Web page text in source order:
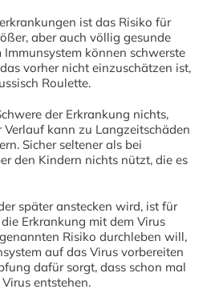
ist das Risiko für
aber auch völlig gesunde
können schwerste
vorher nicht einzuschätzen ist,
Roulette.
der Erkrankung nichts,
kann zu Langzeitschäden
Sicher seltener als bei
den Kindern nichts nützt, die es
später anstecken wird, ist für
Erkrankung mit dem Virus
Risiko durchleben will,
auf das Virus vorbereiten
dafür sorgt, dass schon mal
entstehen.